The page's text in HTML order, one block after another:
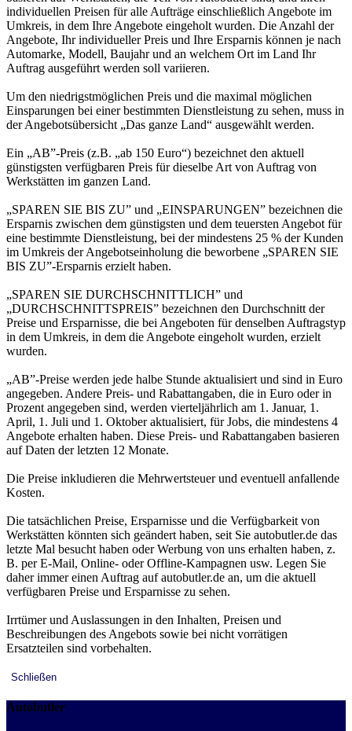
individuellen Preisen für alle Aufträge einschließlich Angebote im
Umkreis, in dem Ihre Angebote eingeholt wurden. Die Anzahl der
Angebote, Ihr individueller Preis und Ihre Ersparnis können je nach
Automarke, Modell, Baujahr und an welchem Ort im Land Ihr
Auftrag ausgeführt werden soll variieren.
Um den niedrigstmöglichen Preis und die maximal möglichen
Einsparungen bei einer bestimmten Dienstleistung zu sehen, muss in
der Angebotsübersicht „Das ganze Land“ ausgewählt werden.
Ein „AB”-Preis (z.B. „ab 150 Euro“) bezeichnet den aktuell
günstigsten verfügbaren Preis für dieselbe Art von Auftrag von
Werkstätten im ganzen Land.
„SPAREN SIE BIS ZU” und „EINSPARUNGEN” bezeichnen die
Ersparnis zwischen dem günstigsten und dem teuersten Angebot für
eine bestimmte Dienstleistung, bei der mindestens 25 % der Kunden
im Umkreis der Angebotseinholung die beworbene „SPAREN SIE
BIS ZU”-Ersparnis erzielt haben.
„SPAREN SIE DURCHSCHNITTLICH” und
„DURCHSCHNITTSPREIS” bezeichnen den Durchschnitt der
Preise und Ersparnisse, die bei Angeboten für denselben Auftragstyp
in dem Umkreis, in dem die Angebote eingeholt wurden, erzielt
wurden.
„AB”-Preise werden jede halbe Stunde aktualisiert und sind in Euro
angegeben. Andere Preis- und Rabattangaben, die in Euro oder in
Prozent angegeben sind, werden vierteljährlich am 1. Januar, 1.
April, 1. Juli und 1. Oktober aktualisiert, für Jobs, die mindestens 4
Angebote erhalten haben. Diese Preis- und Rabattangaben basieren
auf Daten der letzten 12 Monate.
Die Preise inkludieren die Mehrwertsteuer und eventuell anfallende
Kosten.
Die tatsächlichen Preise, Ersparnisse und die Verfügbarkeit von
Werkstätten könnten sich geändert haben, seit Sie autobutler.de das
letzte Mal besucht haben oder Werbung von uns erhalten haben, z.
B. per E-Mail, Online- oder Offline-Kampagnen usw. Legen Sie
daher immer einen Auftrag auf autobutler.de an, um die aktuell
verfügbaren Preise und Ersparnisse zu sehen.
Irrtümer und Auslassungen in den Inhalten, Preisen und
Beschreibungen des Angebots sowie bei nicht vorrätigen
Ersatzteilen sind vorbehalten.
Schließen
Autobutler